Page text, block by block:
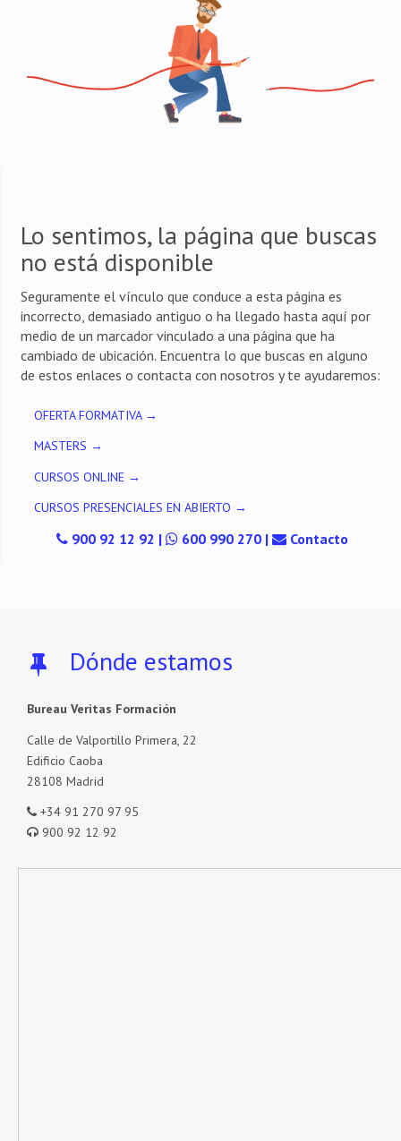
Lo sentimos, la página que buscas
no está disponible
Seguramente el vínculo que conduce a esta página es
incorrecto, demasiado antiguo o ha llegado hasta aquí por
medio de un marcador vinculado a una página que ha
cambiado de ubicación. Encuentra lo que buscas en alguno
de estos enlaces o contacta con nosotros y te ayudaremos:
OFERTA FORMATIVA →
MASTERS →
CURSOS ONLINE →
CURSOS PRESENCIALES EN ABIERTO →
900 92 12 92 | 600 990 270| Contacto
Dónde estamos
Bureau Veritas Formación
Calle de Valportillo Primera, 22
Edificio Caoba
28108 Madrid
+34 91 270 97 95
900 92 12 92